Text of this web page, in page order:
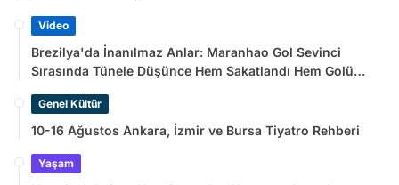
Video
Brezilya'da İnanılmaz Anlar: Maranhao Gol Sevinci
Sırasında Tünele Düşünce Hem Sakatlandı Hem Golü
Genel Kültür
10-16 Ağustos Ankara, İzmir ve Bursa Tiyatro Rehberi
Yaşam